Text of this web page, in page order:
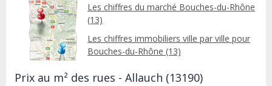
Les chiffres du marché Bouches-du-Rhône
(13)
Les chiffres immobiliers ville par ville pour
Bouches-du-Rhône (13)
Prix au m² des rues - Allauch (13190)